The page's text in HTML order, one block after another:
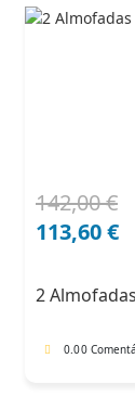
142,00€
O
preço
142,00 €.
113,60€
O
preço
113,60 €.
2
0.00